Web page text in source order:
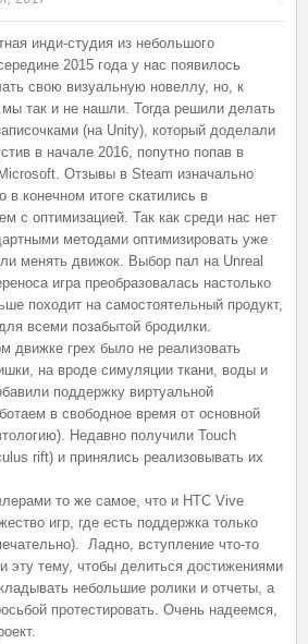
инди-студия из небольшого
2015 года у нас появилось
свою визуальную новеллу, но, к
так и не нашли. Тогда решили делать
(на Unity), который доделали
в начале 2016, попутно попав в
Отзывы в Steam изначально
конечном итоге скатились в
с оптимизацией. Так как среди нас нет
методами оптимизировать уже
менять движок. Выбор пал на Unreal
игра преобразовалась настолько
походит на самостоятельный продукт,
всеми позабытой бродилки.
движке грех было не реализовать
на вроде симуляции ткани, воды и
поддержку виртуальной
в свободное время от основной
Недавно получили Touch
rift) и принялись реализовывать их
то же самое, что и HTC Vive
игр, где есть поддержка только
Ладно, вступление что-то
эту тему, чтобы делиться достижениями
небольшие ролики и отчеты, а
протестировать. Очень надеемся,